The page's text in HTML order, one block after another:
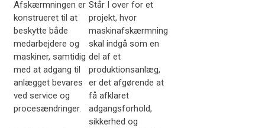
Afskærmningen er
konstrueret til at
beskytte både
medarbejdere og
maskiner, samtidig
med at adgang til
anlægget bevares
ved service og
procesændringer.
Står I over for et
projekt, hvor
maskinafskærmning
skal indgå som en
del af et
produktionsanlæg,
er det afgørende at
få afklaret
adgangsforhold,
sikkerhed og